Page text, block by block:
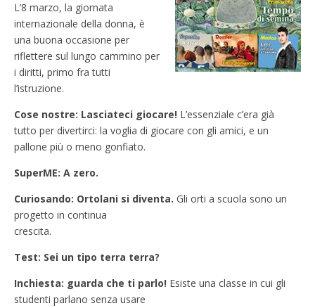
L’8 marzo, la giornata
internazionale della donna, è
una buona occasione per
riflettere sul lungo cammino per
i diritti, primo fra tutti
l’istruzione.
Cose nostre: Lasciateci giocare! L’essenziale c’era già
tutto per divertirci: la voglia di giocare con gli amici, e un
pallone più o meno gonfiato.
SuperME: A zero.
Curiosando: Ortolani si diventa. Gli orti a scuola sono un
progetto in continua
crescita.
Test: Sei un tipo terra terra?
Inchiesta: guarda che ti parlo! Esiste una classe in cui gli
studenti parlano senza usare